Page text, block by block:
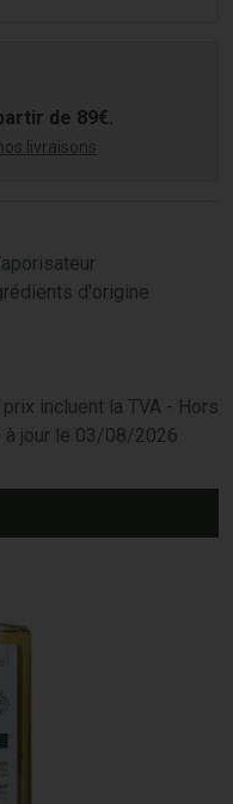
de 89€.
livraisons
d'origine
incluent la TVA - Hors
jour le 03/08/2026